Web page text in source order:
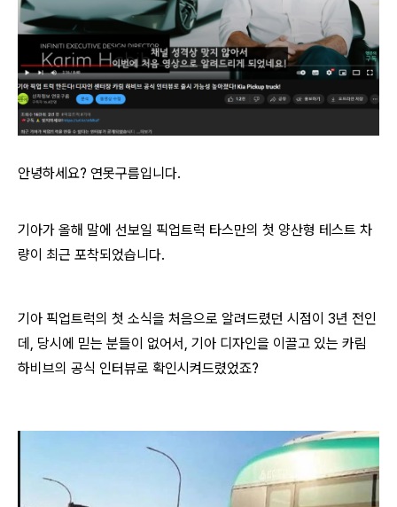
안녕하세요? 연못구름입니다.
기아가 올해 말에 선보일 픽업트럭 타스만의 첫 양산형 테스트 차
량이 최근 포착되었습니다.
기아 픽업트럭의 첫 소식을 처음으로 알려드렸던 시점이 3년 전인
데, 당시에 믿는 분들이 없어서, 기아 디자인을 이끌고 있는 카림
하비브의 공식 인터뷰로 확인시켜드렸었죠?